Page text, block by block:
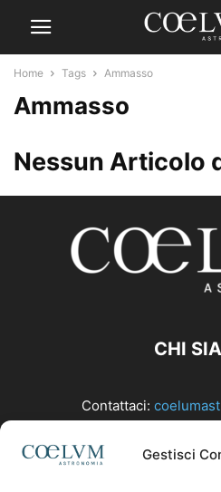
Gestisci
Home Tags Ammasso
Ammasso
Nessun Articolo
CHI
Contattaci: